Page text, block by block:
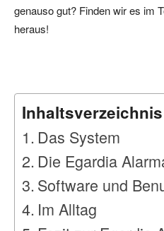
genauso gut? Finden wir es im
heraus!
Inhaltsverzeichnis
Das System
Die Egardia
Software und
Im Alltag